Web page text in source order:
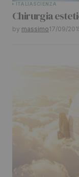
Your E-mail
ITALIASCIENZA
Chirurgia
by massimo17/09/